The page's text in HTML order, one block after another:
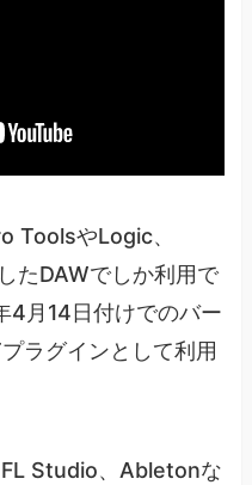
ToolsやLogic、
たDAWでしか利用で
4月14日付けでのバー
ラグインとして利用
Studio、Abletonな